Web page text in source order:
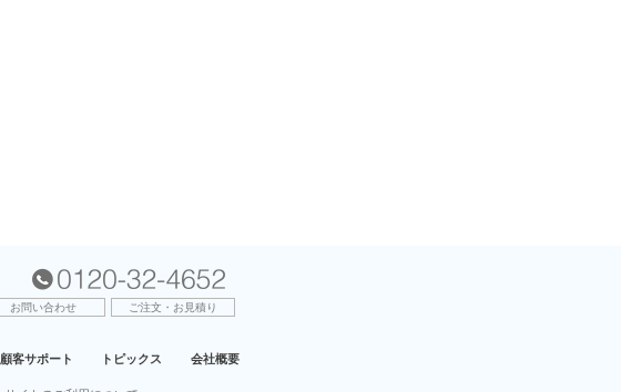
お問い合わせ ご注文・お見積り
顧客サポート トピックス 会社概要